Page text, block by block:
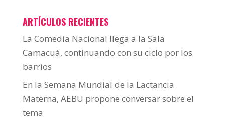
ARTÍCULOS RECIENTES
La Comedia Nacional llega a la Sala
Camacuá, continuando con su ciclo por los
barrios
En la Semana Mundial de la Lactancia
Materna, AEBU propone conversar sobre el
tema